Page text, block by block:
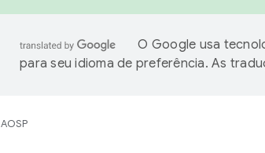
O Google usa
para seu idioma de preferência. As
AOSP